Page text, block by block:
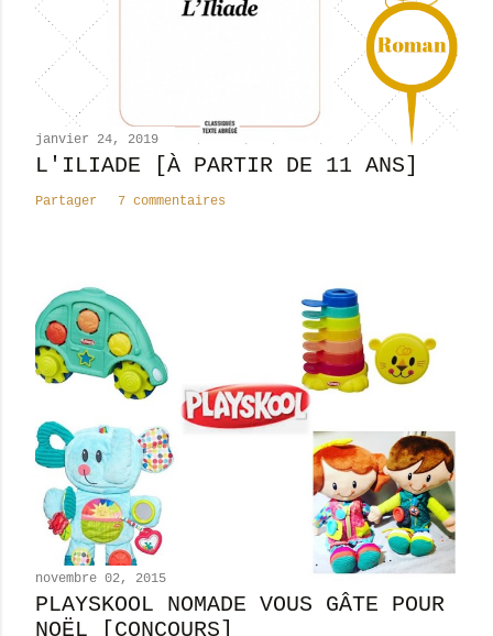
janvier 24, 2019
L'ILIADE [À PARTIR DE 11 ANS]
Partager 7 commentaires
novembre 02, 2015
PLAYSKOOL NOMADE VOUS GÂTE POUR
NOËL [CONCOURS]